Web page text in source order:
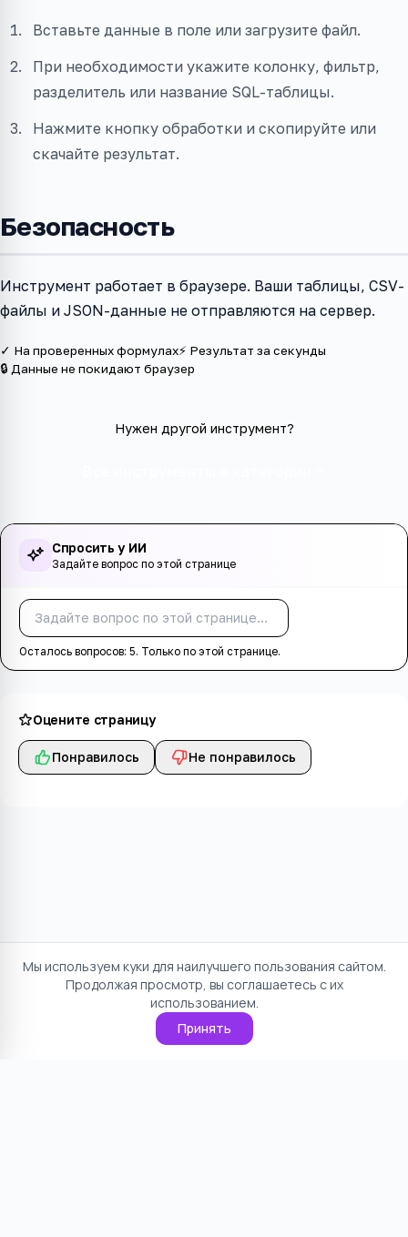
Вставьте данные в поле или загрузите файл.
При необходимости укажите колонку, фильтр,
разделитель или название SQL-таблицы.
Нажмите кнопку обработки и скопируйте или
скачайте результат.
Безопасность
Инструмент работает в браузере. Ваши таблицы, CSV-
файлы и JSON-данные не отправляются на сервер.
✓ На проверенных формулах⚡ Результат за секунды
🔒 Данные не покидают браузер
Нужен другой инструмент?
Спросить у ИИ
Задайте вопрос по этой странице
Осталось вопросов: 5. Только по этой странице.
Оцените страницу
Понравилось Не понравилось
Мы используем куки для наилучшего пользования сайтом.
Продолжая просмотр, вы соглашаетесь с их
использованием.
Принять